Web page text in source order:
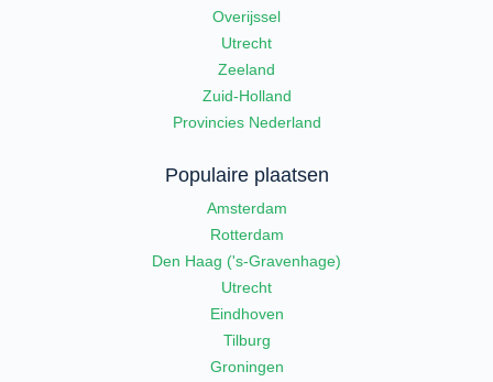
Overijssel
Utrecht
Zeeland
Zuid-Holland
Provincies Nederland
Populaire plaatsen
Amsterdam
Rotterdam
Den Haag ('s-Gravenhage)
Utrecht
Eindhoven
Tilburg
Groningen